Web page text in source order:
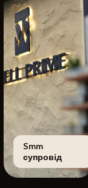
Smm
супровід